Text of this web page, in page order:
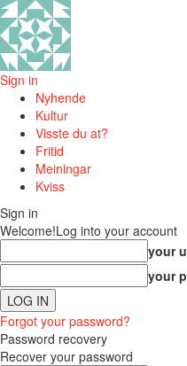
Sign in
Nyhende
Kultur
Visste du at?
Fritid
Meiningar
Kviss
Sign in
Welcome!Log into your account
your
your
Forgot your password?
Password recovery
Recover your password